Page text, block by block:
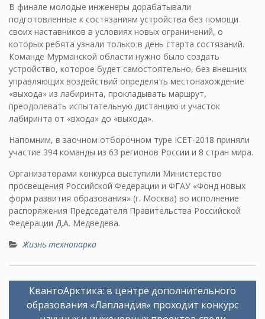
В финале молодые инженеры дорабатывали
подготовленные к состязаниям устройства без помощи
своих наставников в условиях новых ограничений, о
которых ребята узнали только в день старта состязаний.
Команде Мурманской области нужно было создать
устройство, которое будет самостоятельно, без внешних
управляющих воздействий определять местонахождение
«выхода» из лабиринта, прокладывать маршрут,
преодолевать испытательную дистанцию и участок
лабиринта от «входа» до «выхода».
Напомним, в заочном отборочном туре ICET-2018 приняли
участие 394 команды из 63 регионов России и 8 стран мира.
Организаторами конкурса выступили Министерство
просвещения Российской Федерации и ФГАУ «Фонд новых
форм развития образования» (г. Москва) во исполнение
распоряжения Председателя Правительства Российской
Федерации Д.А. Медведева.
Жизнь технопарка
Навигация
КвантоАрктика: в центре дополнительного
образования «Лапландия» проходит конкурс